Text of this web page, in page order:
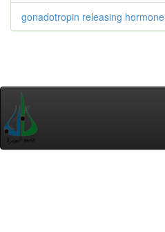
gonadotropin releasing hormone